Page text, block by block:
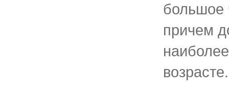
большое
причем